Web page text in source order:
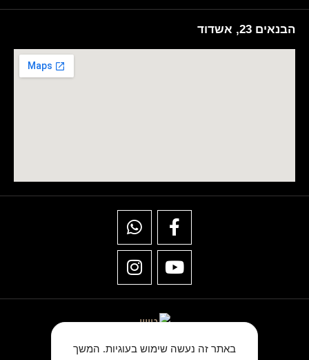
הבנאים 23, אשדוד
באתר זה נעשה שימוש בעוגיות. המשך